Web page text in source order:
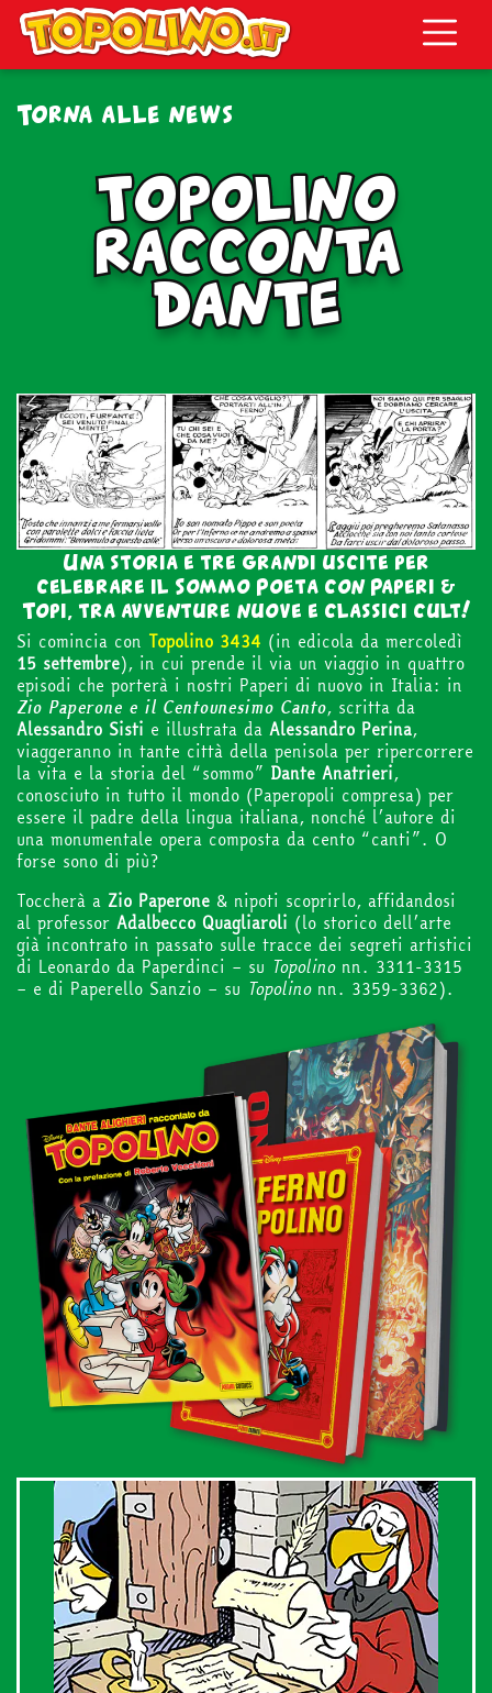
Topolino.it
in edicola
mondo fumetto
news & eventi
Cerca
Torna alle news
TOPOLINO
RACCONTA
DANTE
TOPOLINO
RACCONTA
DANTE
Una storia e tre grandi uscite per
celebrare il Sommo Poeta con Paperi &
Topi, tra avventure nuove e classici cult!
Si comincia con Topolino 3434 (in edicola da mercoledì
15 settembre), in cui prende il via un viaggio in quattro
episodi che porterà i nostri Paperi di nuovo in Italia: in
Zio Paperone e il Centounesimo Canto, scritta da
Alessandro Sisti e illustrata da Alessandro Perina,
viaggeranno in tante città della penisola per ripercorrere
la vita e la storia del “sommo” Dante Anatrieri,
conosciuto in tutto il mondo (Paperopoli compresa) per
essere il padre della lingua italiana, nonché l’autore di
una monumentale opera composta da cento “canti”. O
forse sono di più?
Toccherà a Zio Paperone & nipoti scoprirlo, affidandosi
al professor Adalbecco Quagliaroli (lo storico dell’arte
già incontrato in passato sulle tracce dei segreti artistici
di Leonardo da Paperdinci – su Topolinonn. 3311-3315
– e di Paperello Sanzio – su Topolinonn. 3359-3362).